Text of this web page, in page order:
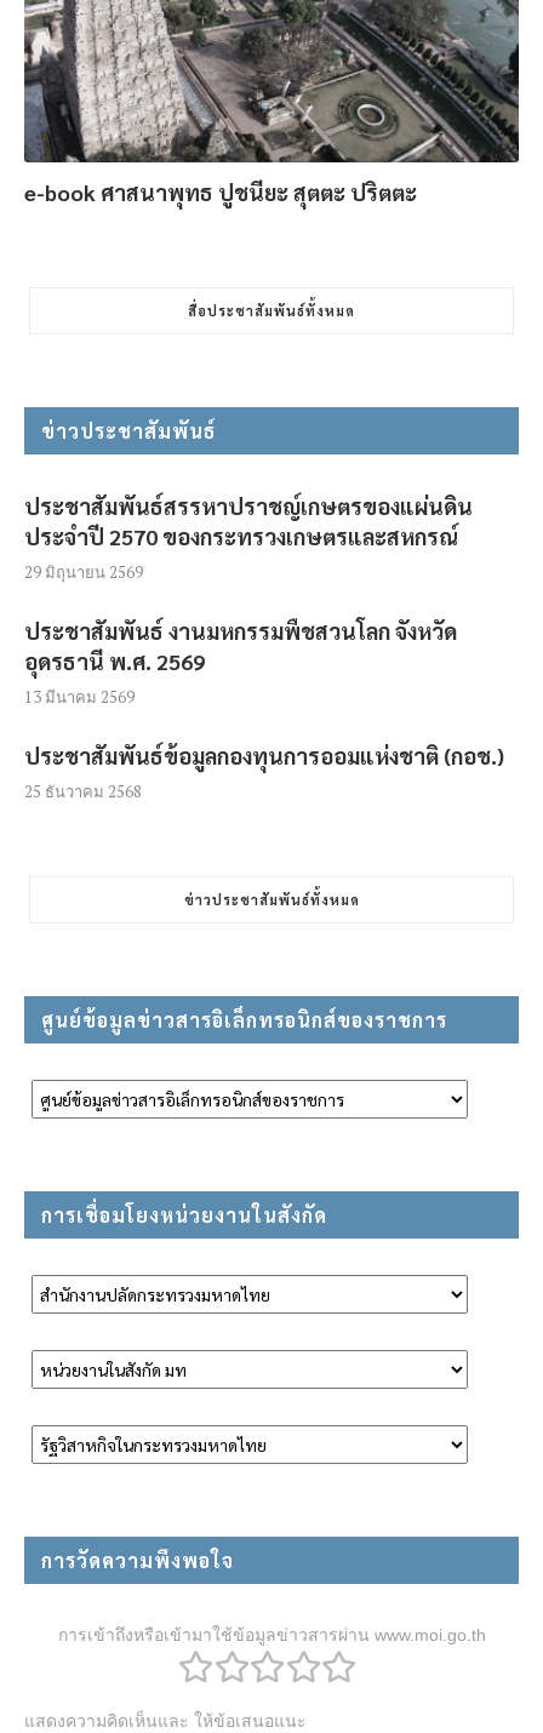
e-book ศาสนาพุทธ ปูชนียะ สุตตะ ปริตตะ
สื่อประชาสัมพันธ์ทั้งหมด
ข่าวประชาสัมพันธ์
ประชาสัมพันธ์สรรหาปราชญ์เกษตรของแผ่นดิน
ประจำปี 2570 ของกระทรวงเกษตรและสหกรณ์
29 มิถุนายน 2569
ประชาสัมพันธ์ งานมหกรรมพืชสวนโลก จังหวัด
อุดรธานี พ.ศ. 2569
13 มีนาคม 2569
ประชาสัมพันธ์ข้อมูลกองทุนการออมแห่งชาติ (กอช.)
25 ธันวาคม 2568
ข่าวประชาสัมพันธ์ทั้งหมด
ศูนย์ข้อมูลข่าวสารอิเล็กทรอนิกส์ของราชการ
การเชื่อมโยงหน่วยงานในสังกัด
การวัดความพึงพอใจ
การเข้าถึงหรือเข้ามาใช้ข้อมูลข่าวสารผ่าน www.moi.go.th
แสดงความคิดเห็นและ ให้ข้อเสนอแนะ